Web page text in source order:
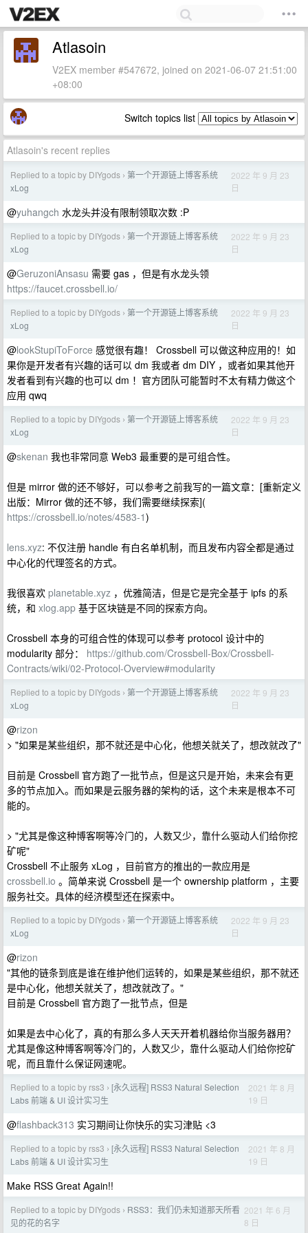
Atlasoin
V2EX member #547672, joined on 2021-06-07 21:51:00
+08:00
Switch topics list
Atlasoin's recent replies
Replied to a topic by DIYgods › 第一个开源链上博客系统
xLog
2022 年 9 月 23
日
@yuhangch 水龙头并没有限制领取次数 :P
Replied to a topic by DIYgods › 第一个开源链上博客系统
xLog
2022 年 9 月 23
日
@GeruzoniAnsasu 需要 gas ，但是有水龙头领
https://faucet.crossbell.io/
Replied to a topic by DIYgods › 第一个开源链上博客系统
xLog
2022 年 9 月 23
日
@lookStupiToForce 感觉很有趣！ Crossbell 可以做这种应用的！如
果你是开发者有兴趣的话可以 dm 我或者 dm DIY ，或者如果其他开
发者看到有兴趣的也可以 dm ！官方团队可能暂时不太有精力做这个
应用 qwq
Replied to a topic by DIYgods › 第一个开源链上博客系统
xLog
2022 年 9 月 23
日
@skenan 我也非常同意 Web3 最重要的是可组合性。
但是 mirror 做的还不够好，可以参考之前我写的一篇文章：[重新定义
出版：Mirror 做的还不够，我们需要继续探索](
https://crossbell.io/notes/4583-1)
lens.xyz: 不仅注册 handle 有白名单机制，而且发布内容全都是通过
中心化的代理签名的方式。
我很喜欢 planetable.xyz ，优雅简洁，但是它是完全基于 ipfs 的系
统，和 xlog.app 基于区块链是不同的探索方向。
Crossbell 本身的可组合性的体现可以参考 protocol 设计中的
modularity 部分： https://github.com/Crossbell-Box/Crossbell-
Contracts/wiki/02-Protocol-Overview#modularity
Replied to a topic by DIYgods › 第一个开源链上博客系统
xLog
2022 年 9 月 23
日
@rizon
> "如果是某些组织，那不就还是中心化，他想关就关了，想改就改了"
目前是 Crossbell 官方跑了一批节点，但是这只是开始，未来会有更
多的节点加入。而如果是云服务器的架构的话，这个未来是根本不可
能的。
> "尤其是像这种博客啊等冷门的，人数又少，靠什么驱动人们给你挖
矿呢"
Crossbell 不止服务 xLog ，目前官方的推出的一款应用是
crossbell.io 。简单来说 Crossbell 是一个 ownership platform ，主要
服务社交。具体的经济模型还在探索中。
Replied to a topic by DIYgods › 第一个开源链上博客系统
xLog
2022 年 9 月 23
日
@rizon
"其他的链条到底是谁在维护他们运转的，如果是某些组织，那不就还
是中心化，他想关就关了，想改就改了。"
目前是 Crossbell 官方跑了一批节点，但是
如果是去中心化了，真的有那么多人天天开着机器给你当服务器用？
尤其是像这种博客啊等冷门的，人数又少，靠什么驱动人们给你挖矿
呢，而且靠什么保证网速呢。
Replied to a topic by rss3 › [永久远程] RSS3 Natural Selection
Labs 前端 & UI 设计实习生
2021 年 8 月
19 日
@flashback313 实习期间让你快乐的实习津贴 <3
Replied to a topic by rss3 › [永久远程] RSS3 Natural Selection
Labs 前端 & UI 设计实习生
2021 年 8 月
19 日
Make RSS Great Again!!
Replied to a topic by DIYgods › RSS3：我们仍未知道那天所看
见的花的名字
2021 年 6 月
8 日